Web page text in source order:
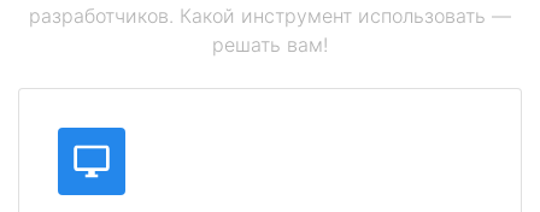
разработчиков. Какой инструмент использовать —
решать вам!